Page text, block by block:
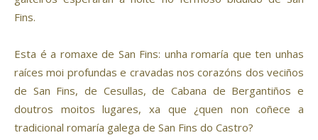
Fins.
Esta é a romaxe de San Fins: unha romaría que ten unhas
raíces moi profundas e cravadas nos corazóns dos veciños
de San Fins, de Cesullas, de Cabana de Bergantiños e
doutros moitos lugares, xa que ¿quen non coñece a
tradicional romaría galega de San Fins do Castro?